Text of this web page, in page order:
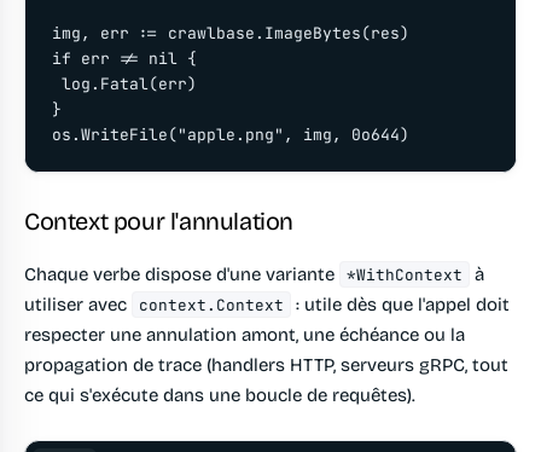
img, err := crawlbase.ImageBytes(res)
if err != nil {
log.Fatal(err)
}
Context pour l'annulation
Chaque verbe dispose d'une variante *WithContext
à
utiliser avec
context.Context
: utile dès que l'appel doit
respecter une annulation amont, une échéance ou la
propagation de trace (handlers HTTP, serveurs gRPC, tout
ce qui s'exécute dans une boucle de requêtes).